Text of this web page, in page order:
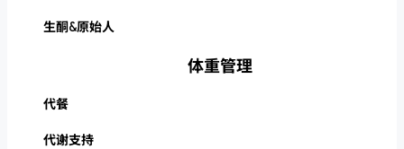
生酮&原始人
体重管理
代餐
代谢支持